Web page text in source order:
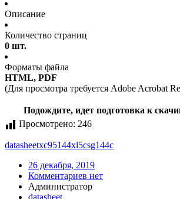
Описание
Количество страниц
0 шт.
Форматы файла
HTML, PDF
(Для просмотра требуется Adobe Acrobat
Подождите, идет подготовка к
Просмотрено: 246
datasheetxc95144xl5csg144c
26 декабря, 2019
Комментариев нет
Администратор